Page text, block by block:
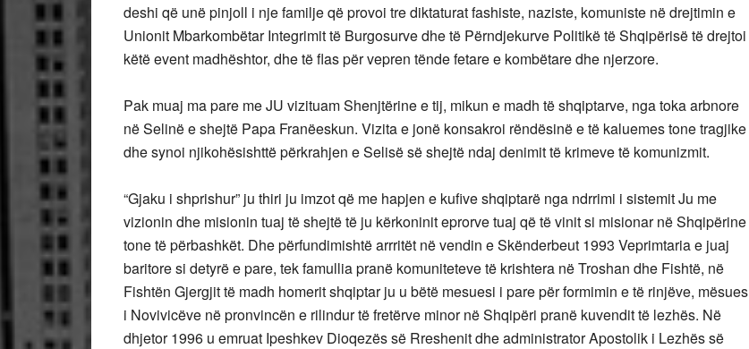
deshi që unë pinjoll i nje familje që provoi tre diktaturat fashiste, naziste, komuniste në drejtimin e
Unionit Mbarkombëtar Integrimit të Burgosurve dhe të Përndjekurve Politikë të Shqipërisë të drejtoi
këtë event madhështor, dhe të flas për vepren tënde fetare e kombëtare dhe njerzore.
Pak muaj ma pare me JU vizituam Shenjtërine e tij, mikun e madh të shqiptarve, nga toka arbnore
në Selinë e shejtë Papa Franëeskun. Vizita e jonë konsakroi rëndësinë e të kaluemes tone tragjike
dhe synoi njikohësishttë përkrahjen e Selisë së shejtë ndaj denimit të krimeve të komunizmit.
“Gjaku i shprishur” ju thiri ju imzot që me hapjen e kufive shqiptarë nga ndrrimi i sistemit Ju me
vizionin dhe misionin tuaj të shejtë të ju kërkoninit eprorve tuaj që të vinit si misionar në Shqipërine
tone të përbashkët. Dhe përfundimishtë arrritët në vendin e Skënderbeut 1993 Veprimtaria e juaj
baritore si detyrë e pare, tek famullia pranë komuniteteve të krishtera në Troshan dhe Fishtë, në
Fishtën Gjergjit të madh homerit shqiptar ju u bëtë mesuesi i pare për formimin e të rinjëve, mësues
i Novivicëve në pronvincën e rilindur të fretërve minor në Shqipëri pranë kuvendit të lezhës. Në
dhjetor 1996 u emruat Ipeshkev Dioqezës së Rreshenit dhe administrator Apostolik i Lezhës së